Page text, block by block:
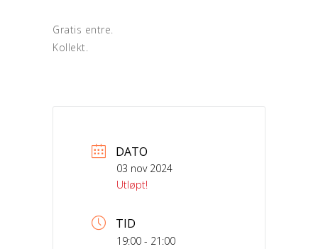
Gratis entre.
Kollekt.
DATO
03 nov 2024
Utløpt!
TID
19:00 - 21:00